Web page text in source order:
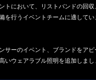
トにおいて、リストバンドの回
を行うイベントチームに適してい
サーのイベント、ブランドをア
いウェアラブル照明を追加しまし